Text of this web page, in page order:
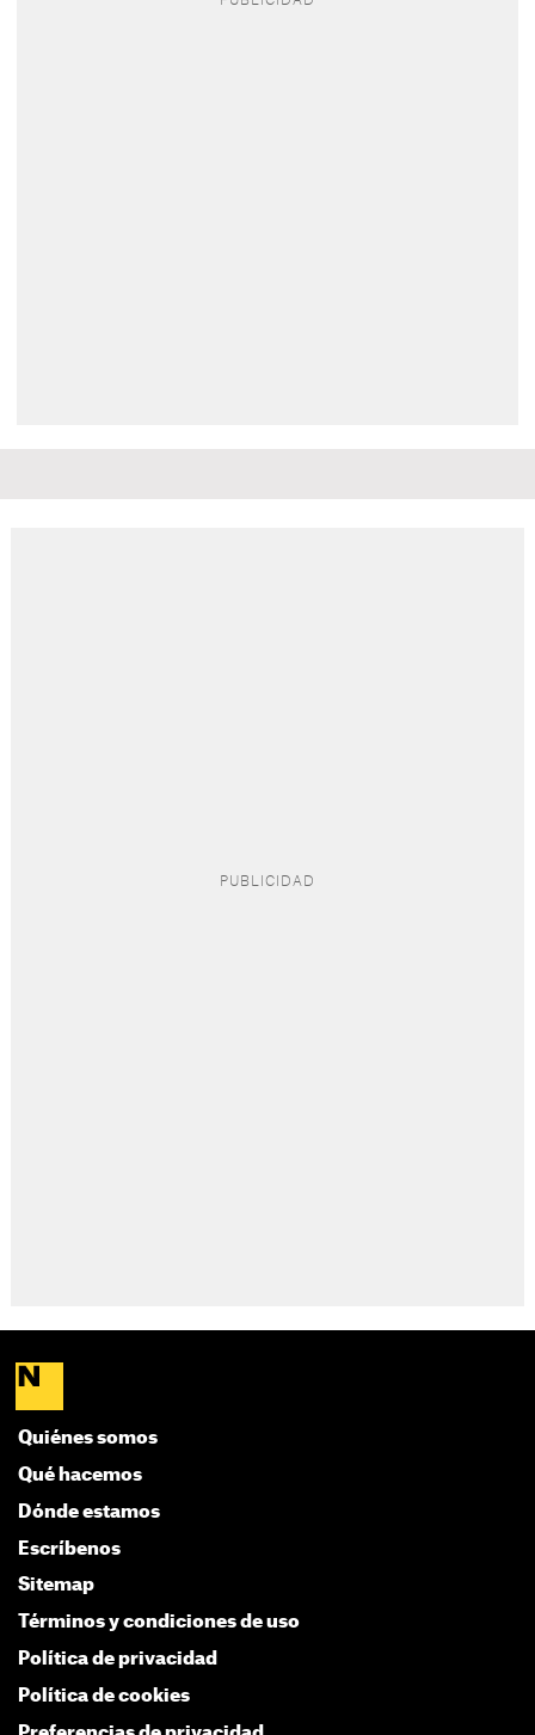
Quiénes somos
Qué hacemos
Dónde estamos
Escríbenos
Sitemap
Términos y condiciones de uso
Política de privacidad
Política de cookies